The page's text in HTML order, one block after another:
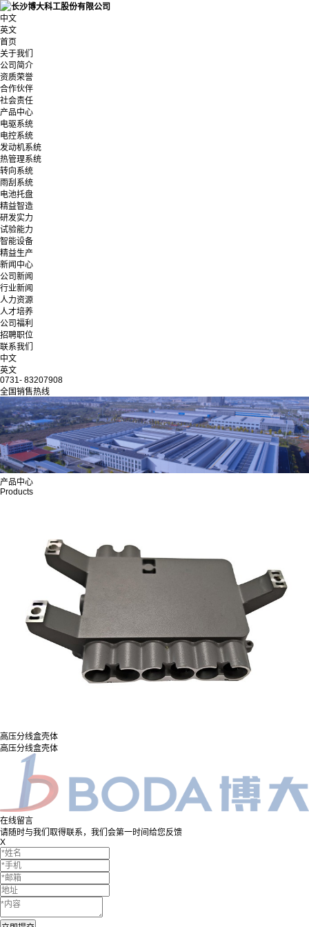
中文
英文
首页
关于我们
公司简介
资质荣誉
合作伙伴
社会责任
产品中心
电驱系统
电控系统
发动机系统
热管理系统
转向系统
雨刮系统
电池托盘
精益智造
研发实力
试验能力
智能设备
精益生产
新闻中心
公司新闻
行业新闻
人力资源
人才培养
公司福利
招聘职位
联系我们
中文
英文
0731- 83207908
全国销售热线
产品中心
Products
高压分线盒壳体
高压分线盒壳体
在线留言
请随时与我们取得联系，我们会第一时间给您反馈
X